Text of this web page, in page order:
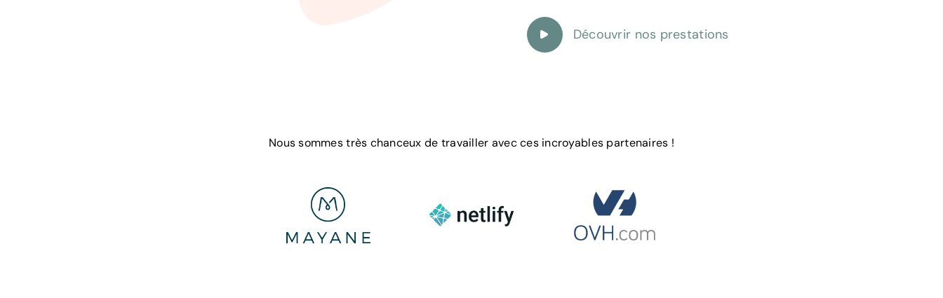
Découvrir nos prestations
Nous sommes très chanceux de travailler avec ces incroyables partenaires !